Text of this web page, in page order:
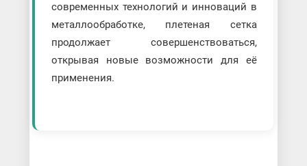
современных технологий и инноваций в
металлообработке, плетеная сетка
продолжает совершенствоваться,
открывая новые возможности для её
применения.